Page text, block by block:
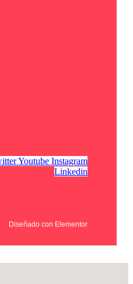
Youtube Instagram
Linkedin
Diseñado con Elementor